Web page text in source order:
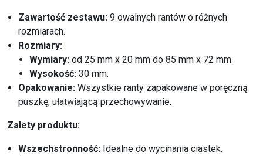
Zawartość zestawu: 9 owalnych rantów o różnych
rozmiarach.
Rozmiary:
Wymiary: od 25 mm x 20 mm do 85 mm x 72 mm.
Wysokość: 30 mm.
Opakowanie: Wszystkie ranty zapakowane w poręczną
puszkę, ułatwiającą przechowywanie.
Zalety produktu:
Wszechstronność: Idealne do wycinania ciastek,